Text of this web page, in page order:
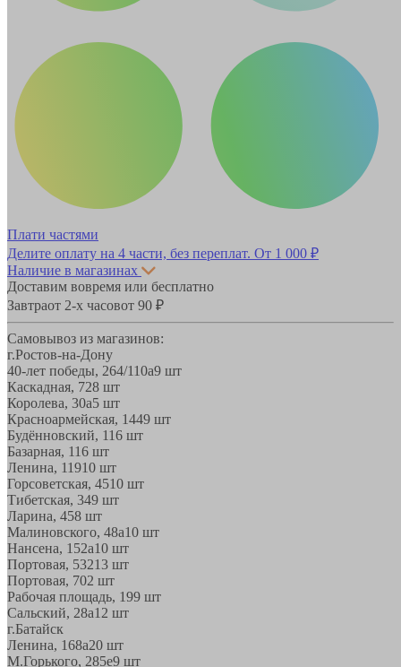
Плати частями
Делите оплату на 4 части, без переплат. От 1 000 ₽
Наличие в магазинах
Доставим вовремя или бесплатно
Завтраот 2-х часовот 90 ₽
Самовывоз из магазинов:
г.Ростов-на-Дону
40-лет победы, 264/110а9 шт
Каскадная, 728 шт
Королева, 30а5 шт
Красноармейская, 1449 шт
Будённовский, 116 шт
Базарная, 116 шт
Ленина, 11910 шт
Горсоветская, 4510 шт
Тибетская, 349 шт
Ларина, 458 шт
Малиновского, 48а10 шт
Нансена, 152а10 шт
Портовая, 53213 шт
Портовая, 702 шт
Рабочая площадь, 199 шт
Сальский, 28a12 шт
г.Батайск
Ленина, 168а20 шт
М.Горького, 285е9 шт